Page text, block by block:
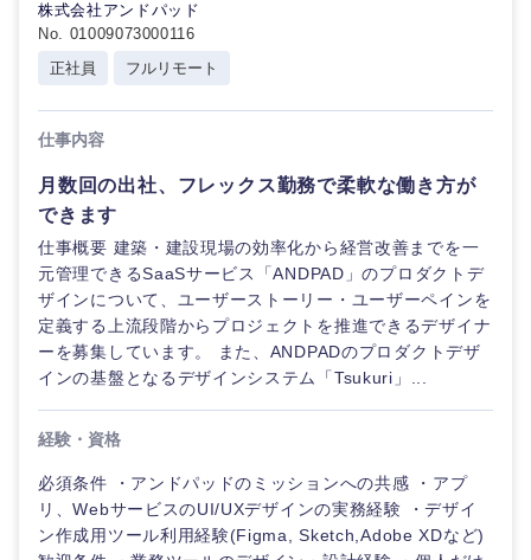
株式会社アンドパッド
No. 01009073000116
正社員
フルリモート
仕事内容
月数回の出社、フレックス勤務で柔軟な働き方が
できます
仕事概要 建築・建設現場の効率化から経営改善までを一
元管理できるSaaSサービス「ANDPAD」のプロダクトデ
ザインについて、ユーザーストーリー・ユーザーペインを
定義する上流段階からプロジェクトを推進できるデザイナ
ーを募集しています。 また、ANDPADのプロダクトデザ
インの基盤となるデザインシステム「Tsukuri」...
経験・資格
必須条件 ・アンドパッドのミッションへの共感 ・アプ
リ、WebサービスのUI/UXデザインの実務経験 ・デザイ
ン作成用ツール利用経験(Figma, Sketch,Adobe XDなど)